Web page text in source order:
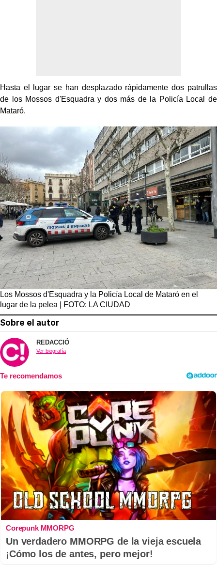
Hasta el lugar se han desplazado rápidamente dos patrullas
de los Mossos d'Esquadra y dos más de la Policía Local de
Mataró.
Los Mossos d'Esquadra y la Policía Local de Mataró en el
lugar de la pelea | FOTO: LA CIUDAD
Sobre el autor
REDACCIÓ
Ver biografía
Corepunk MMORPG
Un verdadero MMORPG de la vieja escuela
¡Cómo los de antes, pero mejor!